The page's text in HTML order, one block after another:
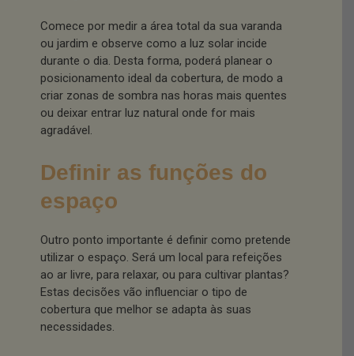
Comece por medir a área total da sua varanda
ou jardim e observe como a luz solar incide
durante o dia. Desta forma, poderá planear o
posicionamento ideal da cobertura, de modo a
criar zonas de sombra nas horas mais quentes
ou deixar entrar luz natural onde for mais
agradável.
Definir as funções do
espaço
Outro ponto importante é definir como pretende
utilizar o espaço. Será um local para refeições
ao ar livre, para relaxar, ou para cultivar plantas?
Estas decisões vão influenciar o tipo de
cobertura que melhor se adapta às suas
necessidades.